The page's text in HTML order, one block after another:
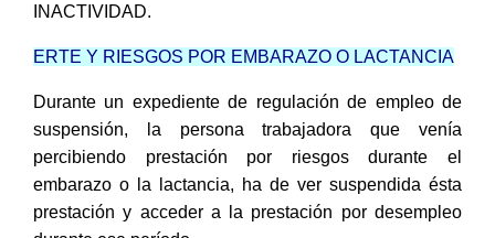
INACTIVIDAD.
ERTE Y RIESGOS POR EMBARAZO O LACTANCIA
Durante un expediente de regulación de empleo de
suspensión, la persona trabajadora que venía
percibiendo prestación por riesgos durante el
embarazo o la lactancia, ha de ver suspendida ésta
prestación y acceder a la prestación por desempleo